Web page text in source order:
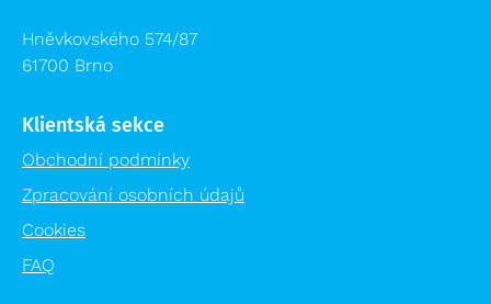
Hněvkovského 574/87
61700 Brno
Klientská sekce
Obchodní podmínky
Zpracování osobních údajů
Cookies
FAQ